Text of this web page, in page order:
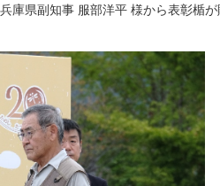
庫県副知事 服部洋平 様から表彰楯が